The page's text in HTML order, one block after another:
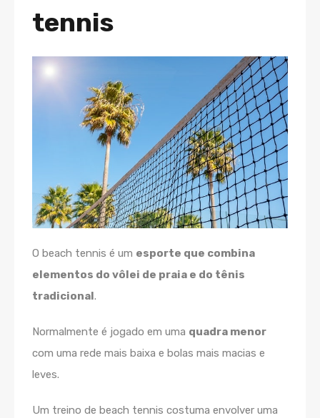
tennis
O beach tennis é um esporte que combina
elementos do vôlei de praia e do tênis
tradicional.
Normalmente é jogado em uma quadra menor
com uma rede mais baixa e bolas mais macias e
leves.
Um treino de beach tennis costuma envolver uma